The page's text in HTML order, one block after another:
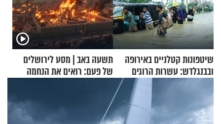
שיטפונות קטלניים באירופה
ובבנגלדש: עשרות הרוגים
ומיליון נפגעים
תשעה באב | מסע לירושלים
של פעם: רואים את הנחמה